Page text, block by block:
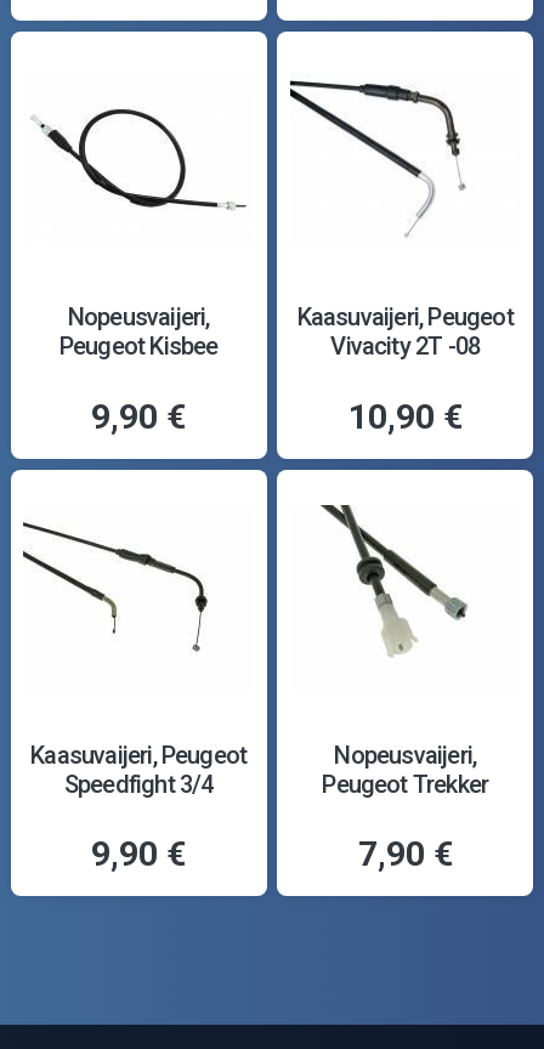
Nopeusvaijeri,
Peugeot Kisbee
9,90 €
Kaasuvaijeri, Peugeot
Vivacity 2T -08
10,90 €
Kaasuvaijeri, Peugeot
Speedfight 3/4
9,90 €
Nopeusvaijeri,
Peugeot Trekker
7,90 €